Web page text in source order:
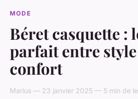
MODE
Béret casquette :
parfait entre
confort
Marius — 23 janvier 2025 — 5 min de